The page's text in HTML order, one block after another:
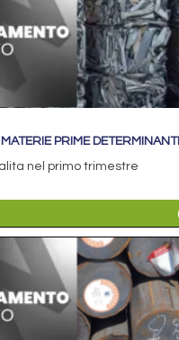
PRIME DETERMINANTI
nel primo trimestre